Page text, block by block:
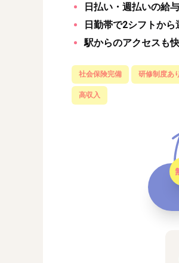
日払い・週払いの給
日勤帯で2シフトか
駅からのアクセスも
社会保険完備 研修制度あ
高収入